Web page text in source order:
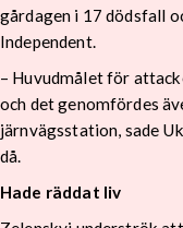
gårdagen i 17 dödsfall
Independent.
– Huvudmålet för
och det genomfördes
järnvägsstation, sade
då.
Hade räddat liv